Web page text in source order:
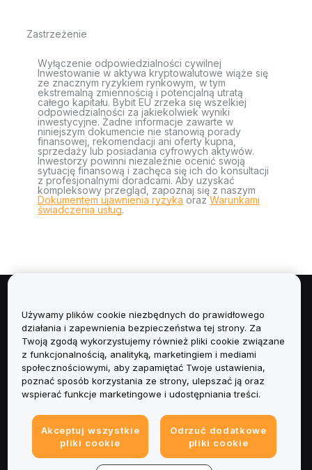
Zastrzeżenie
Wyłączenie odpowiedzialności cywilnej
Inwestowanie w aktywa kryptowalutowe wiąże się
ze znacznym ryzykiem rynkowym, w tym
ekstremalną zmiennością i potencjalną utratą
całego kapitału. Bybit EU zrzeka się wszelkiej
odpowiedzialności za jakiekolwiek wyniki
inwestycyjne. Żadne informacje zawarte w
niniejszym dokumencie nie stanowią porady
finansowej, rekomendacji ani oferty kupna,
sprzedaży lub posiadania cyfrowych aktywów.
Inwestorzy powinni niezależnie ocenić swoją
sytuację finansową i zachęca się ich do konsultacji
z profesjonalnymi doradcami. Aby uzyskać
kompleksowy przegląd, zapoznaj się z naszym
Dokumentem ujawnienia ryzyka orazWarunkami
świadczenia usług.
Informacje
Usługi
Obsługa Klienta
Informacje prawne
Używamy plików cookie niezbędnych do prawidłowego
działania i zapewnienia bezpieczeństwa tej strony. Za
Twoją zgodą wykorzystujemy również pliki cookie związane
z funkcjonalnością, analityką, marketingiem i mediami
społecznościowymi, aby zapamiętać Twoje ustawienia,
poznać sposób korzystania ze strony, ulepszać ją oraz
wspierać funkcje marketingowe i udostępniania treści.
Akceptuj wszystkie
pliki cookie
Odrzuć dodatkowe
pliki cookie